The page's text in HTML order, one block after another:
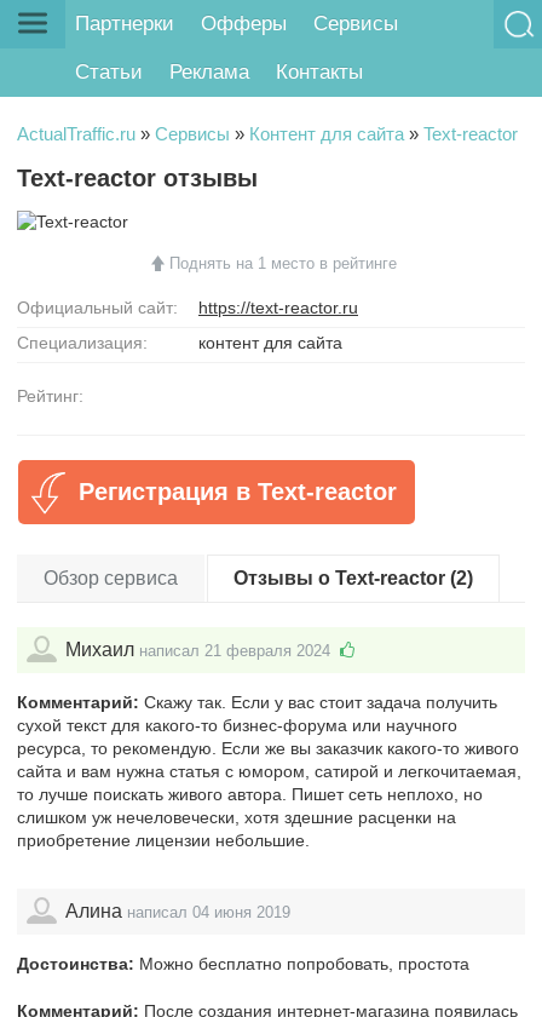
Партнерки Офферы Сервисы
Статьи Реклама Контакты
ActualTraffic.ru » Сервисы » Контент для сайта » Text-reactor
Text-reactor отзывы
Поднять на 1 место в рейтинге
Официальный сайт:
https://text-reactor.ru
Специализация:
контент для сайта
Рейтинг:
Регистрация в Text-reactor
Обзор сервиса Отзывы о Text-reactor (2)
Михаил написал 21 февраля 2024
Комментарий: Скажу так. Если у вас стоит задача получить
сухой текст для какого-то бизнес-форума или научного
ресурса, то рекомендую. Если же вы заказчик какого-то живого
сайта и вам нужна статья с юмором, сатирой и легкочитаемая,
то лучше поискать живого автора. Пишет сеть неплохо, но
слишком уж нечеловечески, хотя здешние расценки на
приобретение лицензии небольшие.
Алина написал 04 июня 2019
Достоинства: Можно бесплатно попробовать, простота
Комментарий: После создания интернет-магазина появилась